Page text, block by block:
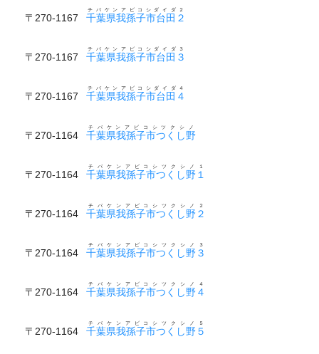
〒270-1167 千葉県我孫子市台田２
チバケンアビコシダイダ２
〒270-1167 千葉県我孫子市台田３
チバケンアビコシダイダ３
〒270-1167 千葉県我孫子市台田４
チバケンアビコシダイダ４
〒270-1164 千葉県我孫子市つくし野
チバケンアビコシツクシノ
〒270-1164 千葉県我孫子市つくし野１
チバケンアビコシツクシノ１
〒270-1164 千葉県我孫子市つくし野２
チバケンアビコシツクシノ２
〒270-1164 千葉県我孫子市つくし野３
チバケンアビコシツクシノ３
〒270-1164 千葉県我孫子市つくし野４
チバケンアビコシツクシノ４
〒270-1164 千葉県我孫子市つくし野５
チバケンアビコシツクシノ５